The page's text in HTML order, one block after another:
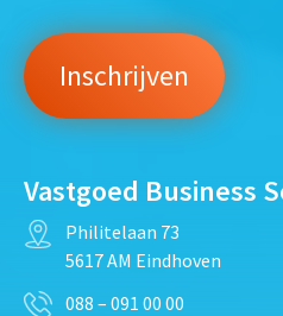
Vastgoed Business
Philitelaan 73
5617 AM Eindhoven
088 – 091 00 00